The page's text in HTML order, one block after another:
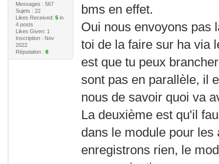
Messages : 567
Sujets : 22
Likes Received: 5in
4 posts
Likes Given: 1
Inscription : Nov
2022
Réputation : 6
bms en effet.
Oui nous envoyons pas
toi de la faire sur ha via
est que tu peux
sont pas en parallèle, il
nous de savoir quoi va
La deuxième est qu'il
dans le module pour
enregistrons rien, le